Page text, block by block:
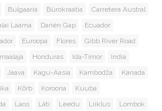
Bulgaaria Bürokraatia
Carretera Austral
Laama Darién Gap
Ecuador
Euroopa Flores
Gibb River Road
Honduras Ida-Timor
India
Jaava Kagu-Aasia Kambodža
Kanada
Kõrb Koroona
Kuuba
Laos Läti Leedu Liiklus
Lombok